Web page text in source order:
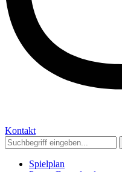
Kontakt
Spielplan